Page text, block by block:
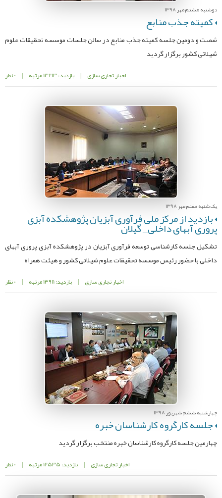
دوشنبه هشتم مهر 1398
کمیته جذب منابع
شصت و دومین جلسه کمیته جذب منابع در سالن جلسات موسسه تحقیقات علوم
شیلاتی کشور برگزار گردید
اخبار تجاری سازی | بازدید: 13213 مرتبه | 0 نظر
یک شنبه هفنم مهر 1398
بازدید از مرکز ملی فرآوری آبزیان پژوهشکده آبزی
پروری آبهای داخلی_ گیلان
تشکیل جلسه کارشناسی توسعه فرآوری آبزیان در پژوهشکده آبزی پروری آبهای
داخلی با حضور رئیس موسسه تحقیقات علوم شیلاتی کشور و هیئت همراه
اخبار تجاری سازی | بازدید: 13911 مرتبه | 0 نظر
چهارشنبه ششم شهریور 1398
جلسه کارگروه کارشناسان خبره
چهارمین جلسه کارگروه کارشناسان خبره منتخب برگزار گردید
اخبار تجاری سازی | بازدید: 12535 مرتبه | 0 نظر